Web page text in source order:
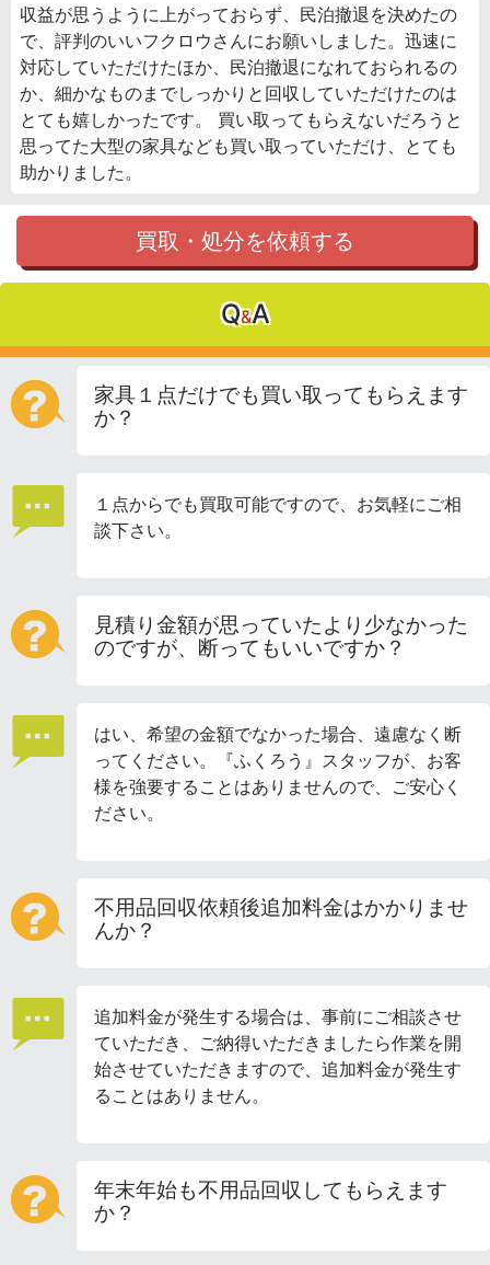
収益が思うように上がっておらず、民泊撤退を決めたの
で、評判のいいフクロウさんにお願いしました。迅速に
対応していただけたほか、民泊撤退になれておられるの
か、細かなものまでしっかりと回収していただけたのは
とても嬉しかったです。 買い取ってもらえないだろうと
思ってた大型の家具なども買い取っていただけ、とても
助かりました。
買取・処分を依頼する
Q&A
家具１点だけでも買い取ってもらえます
か？
１点からでも買取可能ですので、お気軽にご相
談下さい。
見積り金額が思っていたより少なかった
のですが、断ってもいいですか？
はい、希望の金額でなかった場合、遠慮なく断
ってください。『ふくろう』スタッフが、お客
様を強要することはありませんので、ご安心く
ださい。
不用品回収依頼後追加料金はかかりませ
んか？
追加料金が発生する場合は、事前にご相談させ
ていただき、ご納得いただきましたら作業を開
始させていただきますので、追加料金が発生す
ることはありません。
年末年始も不用品回収してもらえます
か？